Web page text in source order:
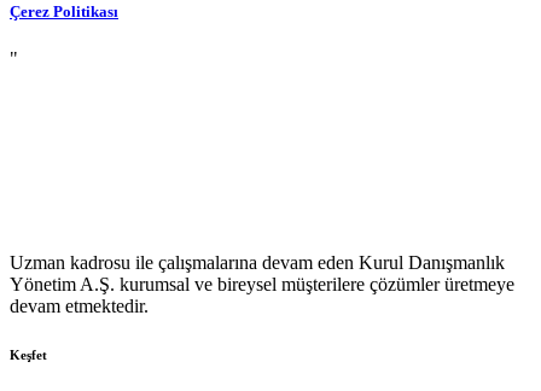
Çerez Politikası
"
Uzman kadrosu ile çalışmalarına devam eden Kurul Danışmanlık
Yönetim A.Ş. kurumsal ve bireysel müşterilere çözümler üretmeye
devam etmektedir.
Keşfet